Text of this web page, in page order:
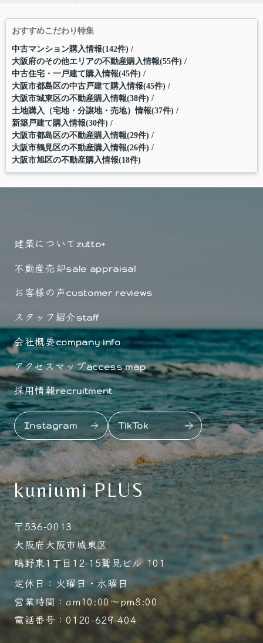
おすすめこだわり特集
中古マンション購入情報(142件)
大阪府のその他エリアの不動産購入情報(55件)
中古住宅・一戸建て購入情報(45件)
大阪市都島区の中古戸建て購入情報(45件)
大阪市城東区の不動産購入情報(38件)
土地購入（宅地・分譲地・売地）情報(37件)
新築戸建て購入情報(30件)
大阪市都島区の不動産購入情報(29件)
大阪市鶴見区の不動産購入情報(26件)
大阪市旭区の不動産購入情報(18件)
建築について zutto+
不動産売却sale appraisal
お客様の声customer reviews
スタッフ紹介staff
会社概要company info
アクセスマップaccess map
採用情報recruitment
Instagram TikTok
kuniumi PLUS
〒536-0013
大阪府大阪市城東区
鴫野東1丁目12-15鷲見ビル 101
定休日：火曜日・水曜日
営業時間：am10:00～pm8:00
電話番号：0120-629-404